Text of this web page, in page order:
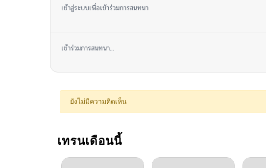
เข้าสู่ระบบเพื่อเข้าร่วมการสนทนา
เข้าร่วมการสนทนา...
ยังไม่มีความคิดเห็น
เทรนเดือนนี้